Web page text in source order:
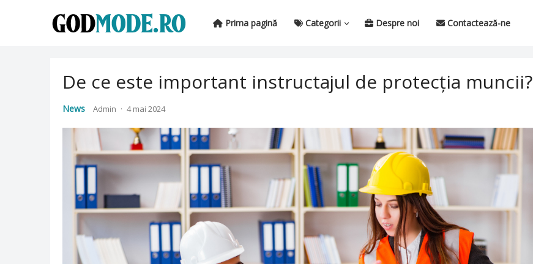
Prima pagină Categorii Despre noi Contactează-ne
De ce este important instructajul de protecția muncii?
News Admin · 4 mai 2024